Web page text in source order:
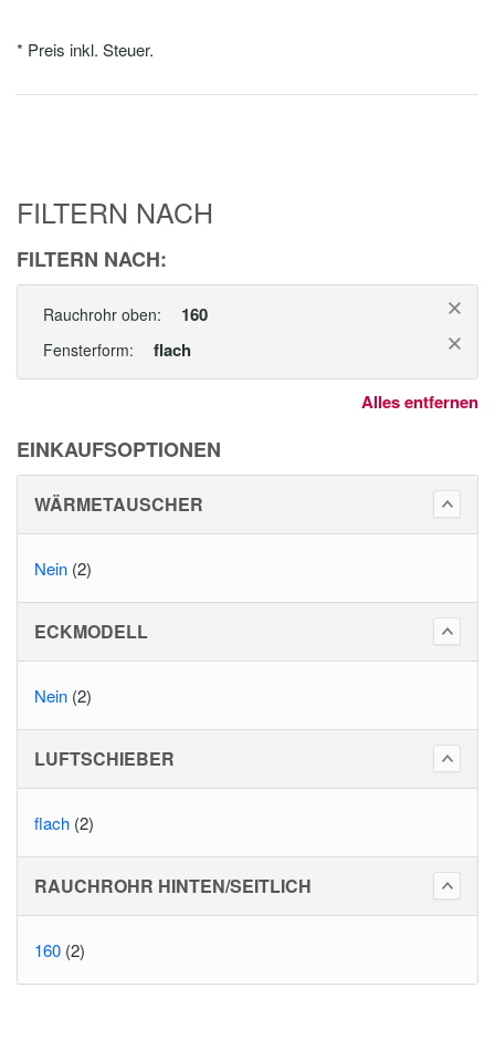
* Preis inkl. Steuer.
FILTERN NACH
FILTERN NACH:
Rauchrohr oben: 160
Fensterform: flach
Alles entfernen
EINKAUFSOPTIONEN
WÄRMETAUSCHER
Nein (2)
ECKMODELL
Nein (2)
LUFTSCHIEBER
flach (2)
RAUCHROHR HINTEN/SEITLICH
160 (2)